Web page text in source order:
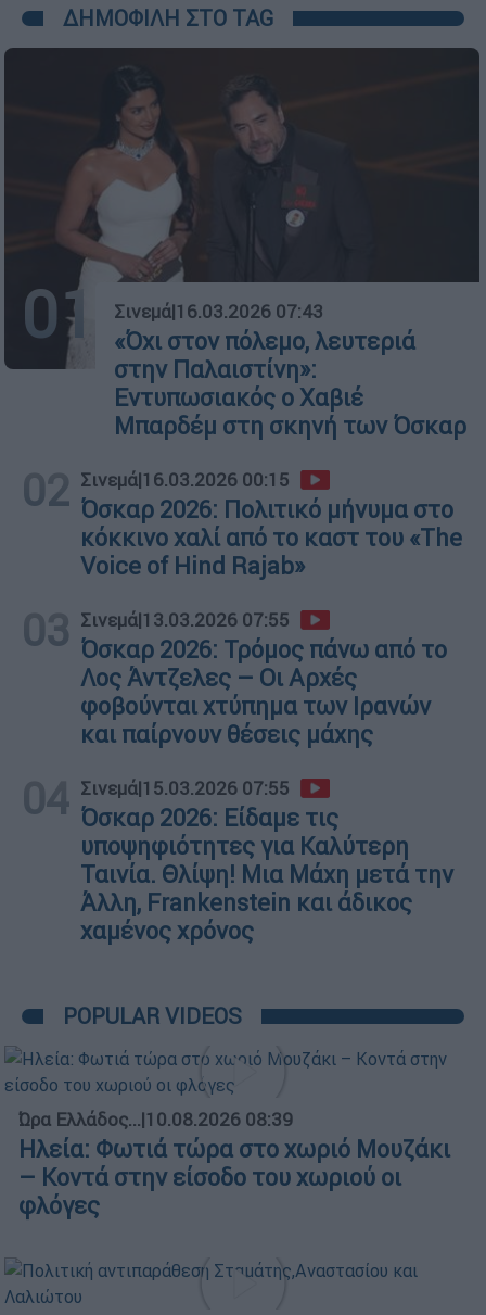
ΔΗΜΟΦΙΛΗ ΣΤΟ TAG
01 Σινεμά|16.03.2026 07:43
«Όχι στον πόλεμο, λευτεριά
στην Παλαιστίνη»:
Εντυπωσιακός ο Χαβιέ
Μπαρδέμ στη σκηνή των Όσκαρ
02 Σινεμά|16.03.2026 00:15
Όσκαρ 2026: Πολιτικό μήνυμα στο
κόκκινο χαλί από το καστ του «The
Voice of Hind Rajab»
03 Σινεμά|13.03.2026 07:55
Όσκαρ 2026: Τρόμος πάνω από το
Λος Άντζελες – Οι Αρχές
φοβούνται χτύπημα των Ιρανών
και παίρνουν θέσεις μάχης
04 Σινεμά|15.03.2026 07:55
Όσκαρ 2026: Είδαμε τις
υποψηφιότητες για Καλύτερη
Ταινία. Θλίψη! Μια Μάχη μετά την
Άλλη, Frankenstein και άδικος
χαμένος χρόνος
POPULAR VIDEOS
Ώρα Ελλάδος...|10.08.2026 08:39
Ηλεία: Φωτιά τώρα στο χωριό Μουζάκι
– Κοντά στην είσοδο του χωριού οι
φλόγες